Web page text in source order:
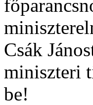
Csák
miniszteri
be!